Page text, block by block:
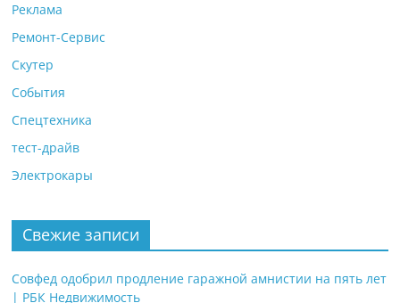
Реклама
Ремонт-Сервис
Скутер
События
Спецтехника
тест-драйв
Электрокары
Свежие записи
Совфед одобрил продление гаражной амнистии на пять лет
| РБК Недвижимость